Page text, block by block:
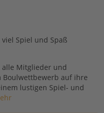
Spiel und Spaß
alle Mitglieder und
Boulwettbewerb auf ihre
lustigen Spiel- und